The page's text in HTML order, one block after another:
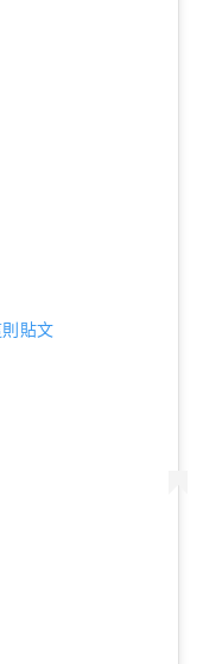
貼文